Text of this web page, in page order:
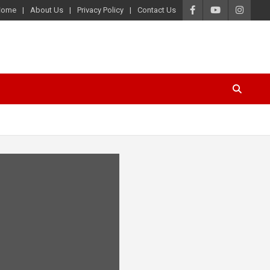
About Us Privacy Policy Contact Us